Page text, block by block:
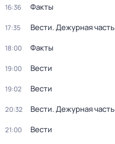
16:36 Факты
17:35 Вести. Дежурная часть
18:00 Факты
19:00 Вести
19:02 Вести
20:32 Вести. Дежурная часть
21:00 Вести